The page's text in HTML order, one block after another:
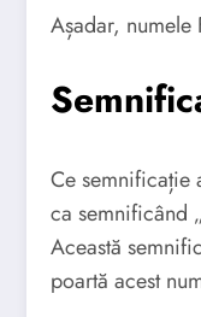
Așadar,
Ce semnificație
ca semnificând
Această
poartă acest